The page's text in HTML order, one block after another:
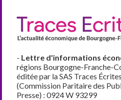
- Lettre d'informations
régions Bourgogne-Franche-
éditée par la SAS Traces
(Commission Paritaire des
Presse) : 0924 W 93299